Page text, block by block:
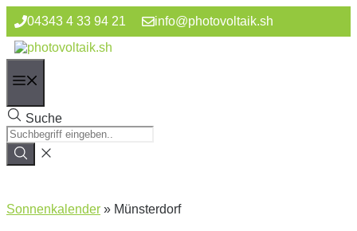
Zum
Inhalt
springen
04343 4 33 94 21 info@photovoltaik.sh
Suche
Sonnenkalender » Münsterdorf